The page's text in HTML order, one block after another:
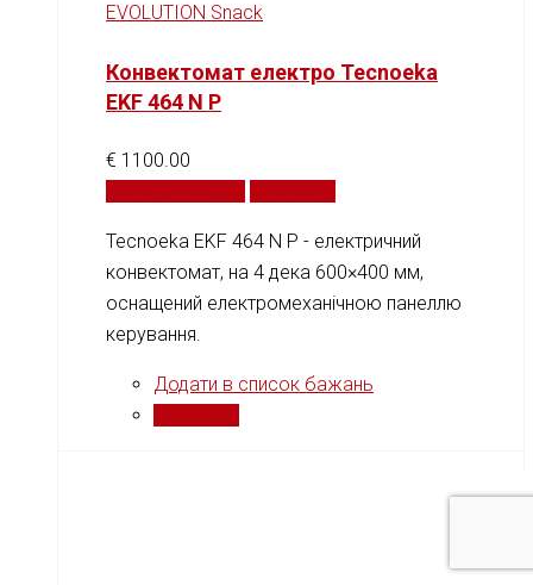
EVOLUTION Snack
Конвектомат електро Tecnoeka
EKF 464 N P
€ 1100.00
Tecnoeka EKF 464 N P - електричний
конвектомат, на 4 дека 600×400 мм,
оснащений електромеханічною панеллю
керування.
Додати в список бажань